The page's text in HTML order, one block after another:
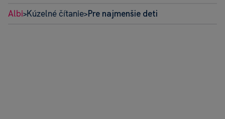
Albi>Kúzelné čítanie>Pre najmenšie deti